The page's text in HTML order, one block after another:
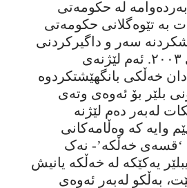
لە حکومەتی
بە تێوەگلانی حکومەتی
سەر و داگیرکردنی
عێراقدا لە ساڵی ٢٠٠٣. ئەم لێژنەی
خەڵکی بانگهێشتکردوە
بلێر بۆ ئەوەی وتەی
لەبەر دەم لێژنە
وایە کە وەڵامەکانی
‘قسەی خەڵکە’- نەک
یەکێکە لە خەڵکە یانیش
بەڵکو لەبەر ئەوەی